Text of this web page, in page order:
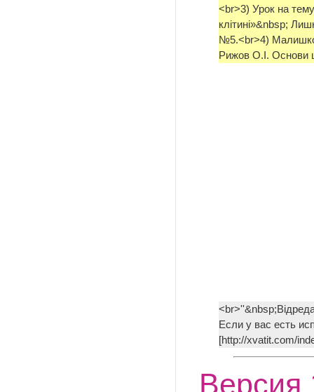
<br>3) Урок на тему
клітині»&nbsp;
№5.<br>4) Малишко
Рижов О.І. Основи
Если у вас есть
[http://xvatit.com/
Версия